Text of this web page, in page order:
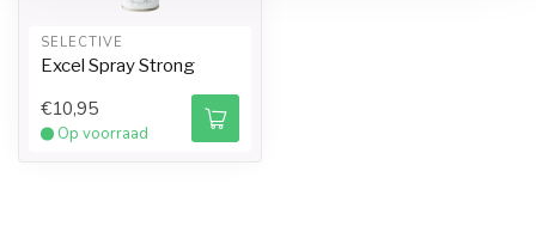
SELECTIVE
Excel Spray Strong
€10,95
Op voorraad